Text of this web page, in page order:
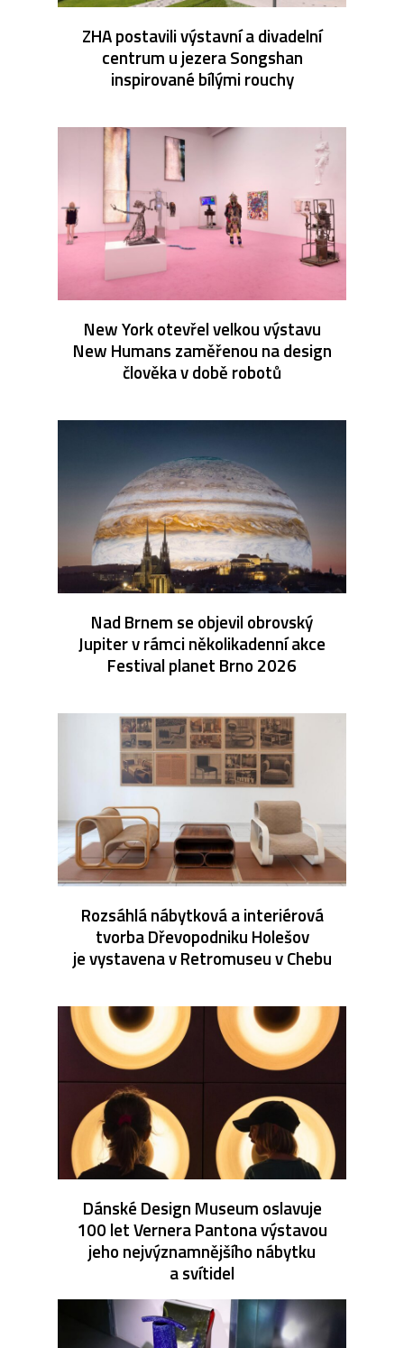
ZHA postavili výstavní a divadelní
centrum u jezera Songshan
inspirované bílými rouchy
New York otevřel velkou výstavu
New Humans zaměřenou na design
člověka v době robotů
Nad Brnem se objevil obrovský
Jupiter v rámci několikadenní akce
Festival planet Brno 2026
Rozsáhlá nábytková a interiérová
tvorba Dřevopodniku Holešov
je vystavena v Retromuseu v Chebu
Dánské Design Museum oslavuje
100 let Vernera Pantona výstavou
jeho nejvýznamnějšího nábytku
a svítidel